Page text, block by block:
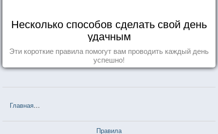
Несколько способов сделать свой день
удачным
Эти короткие правила помогут вам проводить каждый день
успешно!
Главная
Правила